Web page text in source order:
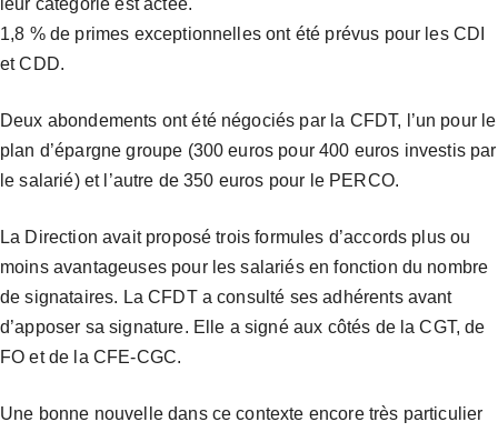
leur catégorie est actée.
1,8 % de primes exceptionnelles ont été prévus pour les CDI
et CDD.
Deux abondements ont été négociés par la CFDT, l’un pour le
plan d’épargne groupe (300 euros pour 400 euros investis par
le salarié) et l’autre de 350 euros pour le PERCO.
La Direction avait proposé trois formules d’accords plus ou
moins avantageuses pour les salariés en fonction du nombre
de signataires. La CFDT a consulté ses adhérents avant
d’apposer sa signature. Elle a signé aux côtés de la CGT, de
FO et de la CFE-CGC.
Une bonne nouvelle dans ce contexte encore très particulier